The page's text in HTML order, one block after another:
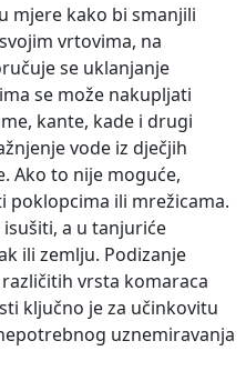
mjere kako bi smanjili
vrtovima, na
se uklanjanje
se može nakupljati
kante, kade i drugi
vode iz dječjih
Ako to nije moguće,
ili mrežicama.
a u tanjuriće
ili zemlju. Podizanje
vrsta komaraca
ključno je za učinkovitu
uznemiravanja